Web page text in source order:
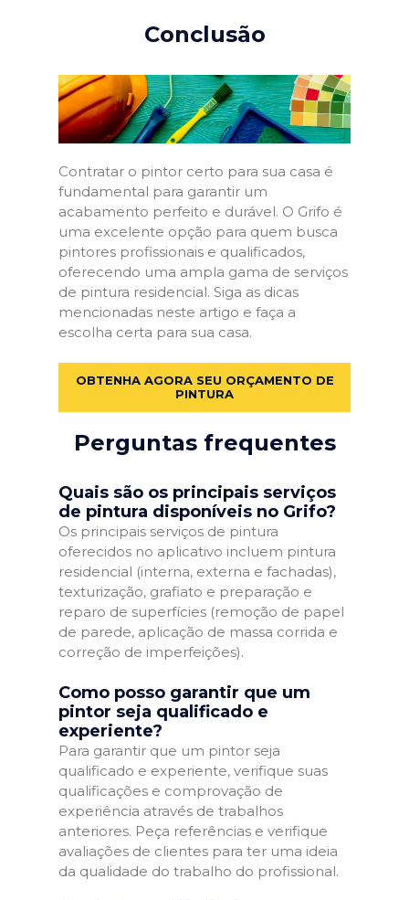
Conclusão
Contratar o pintor certo para sua casa é
fundamental para garantir um
acabamento perfeito e durável. O Grifo é
uma excelente opção para quem busca
pintores profissionais e qualificados,
oferecendo uma ampla gama de serviços
de pintura residencial. Siga as dicas
mencionadas neste artigo e faça a
escolha certa para sua casa.
OBTENHA AGORA SEU ORÇAMENTO DE
PINTURA
Perguntas frequentes
Quais são os principais serviços
de pintura disponíveis no Grifo?
Os principais serviços de pintura
oferecidos no aplicativo incluem pintura
residencial (interna, externa e fachadas),
texturização, grafiato e preparação e
reparo de superfícies (remoção de papel
de parede, aplicação de massa corrida e
correção de imperfeições).
Como posso garantir que um
pintor seja qualificado e
experiente?
Para garantir que um pintor seja
qualificado e experiente, verifique suas
qualificações e comprovação de
experiência através de trabalhos
anteriores. Peça referências e verifique
avaliações de clientes para ter uma ideia
da qualidade do trabalho do profissional.